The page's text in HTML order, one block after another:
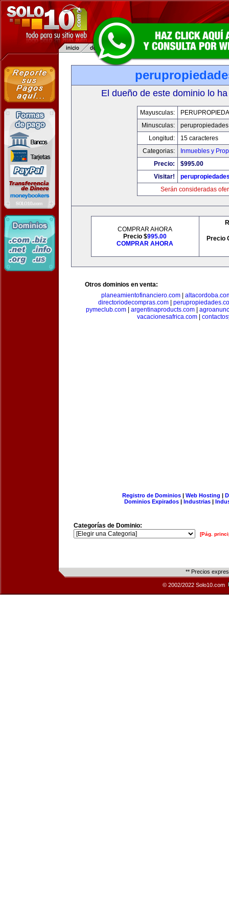
El dueño de este dominio lo
Mayusculas:
Minusculas:
Longitud:
15 caracteres
Categorias:
Inmuebles y
Precio:
$995.00
Visitar!
Serán consideradas
COMPRAR AHORA
Precio $995.00
COMPRAR AHORA
Precio
Otros dominios en venta:
planeamientofinanciero.com|
directoriodecompras.com|
pymeclub.com| argentinaproducts.com|
vacacionesafrica.com
Registro de Dominios| Web Hosting |
Dominios Expirados | Industrias |
Categorías de Dominio:
[Pág.
** Precios
© 2002/2022 Solo10.com